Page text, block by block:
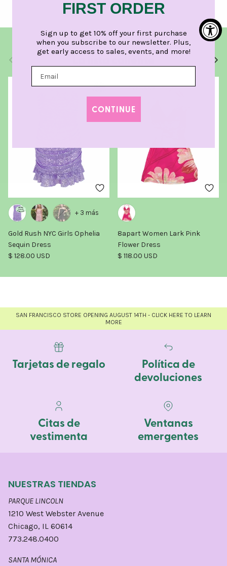
Anterior La lista caliente
Gold Rush NYC Girls Ophelia
Sequin Dress
Precio normal
$ 128.00 USD
+ 3 más
Exclusive
8apart Women Lark Pink
Flower Dress
Precio normal
$ 118.00 USD
SAN FRANCISCO STORE OPENING AUGUST 14TH - CLICK HERE TO LEARN
MORE
Tarjetas de regalo
Política de
devoluciones
Citas de
vestimenta
Ventanas
emergentes
NUESTRAS TIENDAS
PARQUE LINCOLN
1210 West Webster Avenue
Chicago, IL 60614
773.248.0400
SANTA MÓNICA
FIRST ORDER
Sign up to get 10% off your first purchase
when you subscribe to our newsletter. Plus,
get early access to sales, events, and more!
CONTINUE